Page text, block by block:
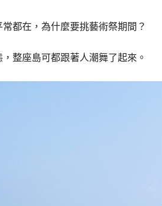
都在，為什麼要挑藝術祭期間？
整座島可都跟著人潮舞了起來。